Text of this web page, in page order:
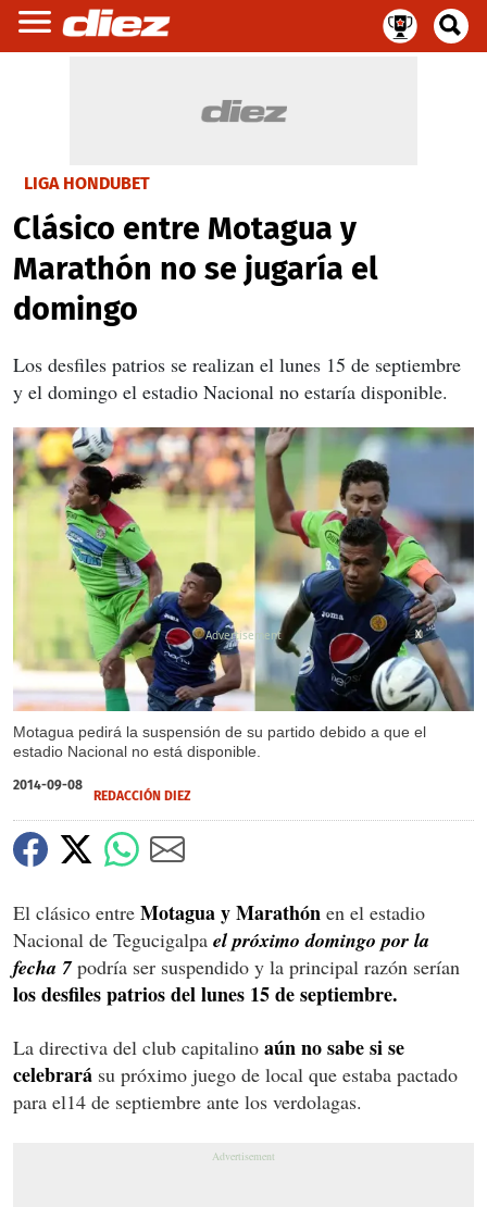
LIGA HONDUBET
Clásico entre Motagua y
Marathón no se jugaría el
domingo
Los desfiles patrios se realizan el lunes 15 de septiembre
y el domingo el estadio Nacional no estaría disponible.
Motagua pedirá la suspensión de su partido debido a que el
estadio Nacional no está disponible.
X
2014-09-08
REDACCIÓN DIEZ
El clásico entre Motagua y Marathón en el estadio
Nacional de Tegucigalpa el próximo domingo por la
fecha 7 podría ser suspendido y la principal razón serían
los desfiles patrios del lunes 15 de septiembre.
La directiva del club capitalino aún no sabe si se
celebrará su próximo juego de local que estaba pactado
para el14 de septiembre ante los verdolagas.